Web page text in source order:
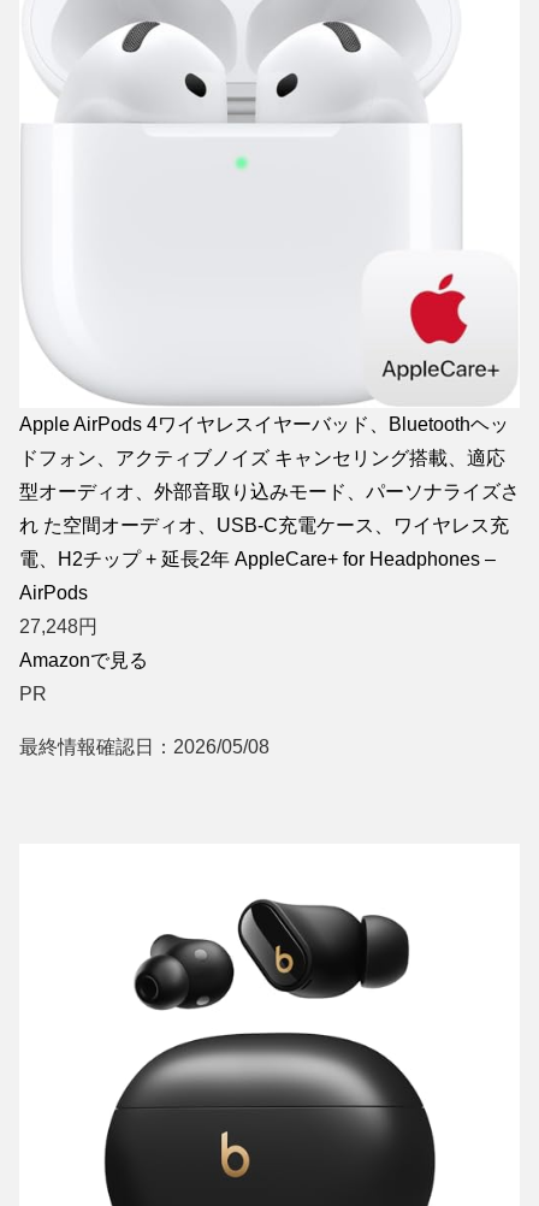
Apple AirPods 4ワイヤレスイヤーバッド、Bluetoothヘッ
ドフォン、アクティブノイズ キャンセリング搭載、適応
型オーディオ、外部音取り込みモード、パーソナライズさ
れ た空間オーディオ、USB-C充電ケース、ワイヤレス充
電、H2チップ + 延長2年 AppleCare+ for Headphones –
AirPods
27,248円
Amazonで見る
PR
最終情報確認日：2026/05/08